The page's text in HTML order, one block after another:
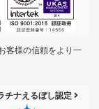
客様の信頼をより一
チナえるぼし認定